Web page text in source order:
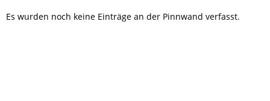
Es wurden noch keine Einträge an der Pinnwand verfasst.